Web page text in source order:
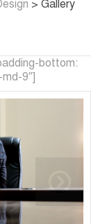
> Gallery
bottom:
9″]